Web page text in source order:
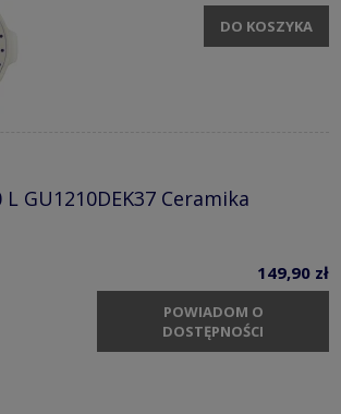
DO KOSZYKA
GU1210DEK37 Ceramika
149,90 zł
POWIADOM O
DOSTĘPNOŚCI